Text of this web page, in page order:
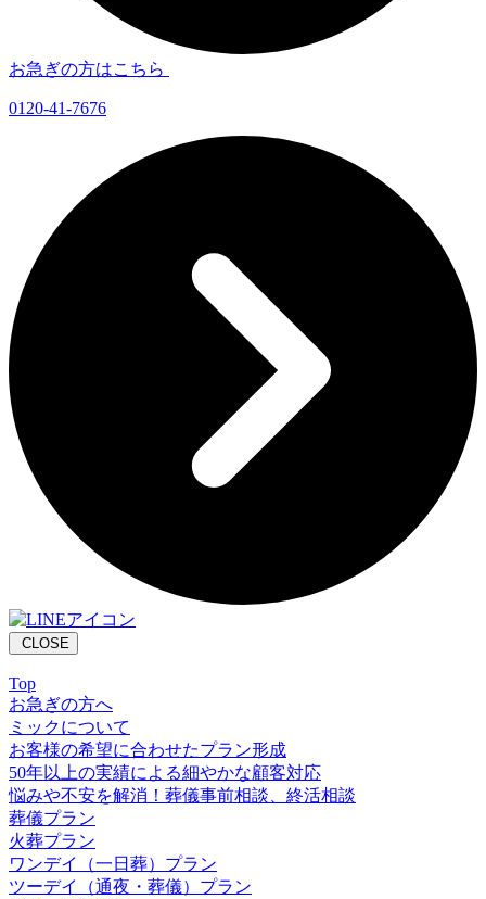
お急ぎの方はこちら
0120-41-7676
CLOSE
Top
お急ぎの方へ
ミックについて
お客様の希望に合わせたプラン形成
50年以上の実績による細やかな顧客対応
悩みや不安を解消！葬儀事前相談、終活相談
葬儀プラン
火葬プラン
ワンデイ（一日葬）プラン
ツーデイ（通夜・葬儀）プラン